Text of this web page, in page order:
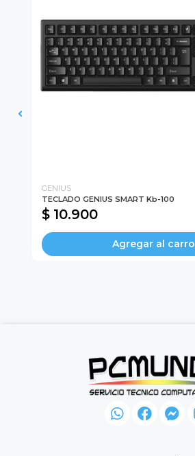
GENIUS
TECLADO GENIUS SMART Kb-100
$ 10.900
Agregar al carro